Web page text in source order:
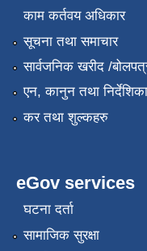
काम कर्तवय अधिकार
सूचना तथा समाचार
सार्वजनिक खरीद /
एन, कानुन तथा निर्देशिका
कर तथा शुल्कहरु
eGov services
घटना दर्ता
सामाजिक सुरक्षा